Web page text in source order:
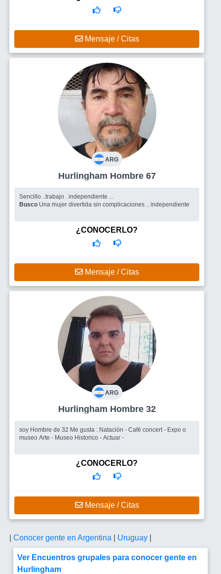
Mensaje / Citas
ARG
Hurlingham Hombre 67
Sencillo ..trabajo . independiente ...
Busco Una mujer divertida sin complicaciones .. independiente
¿CONOCERLO?
Mensaje / Citas
ARG
Hurlingham Hombre 32
soy Hombre de 32 Me gusta : Natación - Café concert - Expo o
museo Arte - Museo Historico - Actuar -
¿CONOCERLO?
Mensaje / Citas
Conocer gente en Argentina Uruguay
Ver Encuentros grupales para conocer gente en
Hurlingham